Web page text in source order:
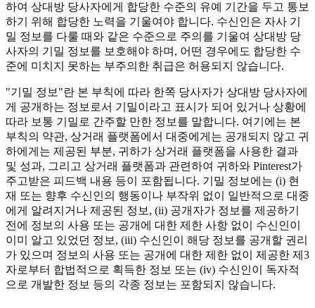
하여 상대방 당사자에게 합당한 수준의 유예 기간을 두고 통보
하기 위해 합당한 노력을 기울여야 합니다. 수신인은 자사 기
밀 정보를 다룰 때와 같은 수준으로 주의를 기울여 상대방 당
사자의 기밀 정보를 보호해야 하며, 어떤 경우에도 합당한 수
준에 미치지 못하는 부주의한 취급은 허용되지 않습니다.
"기밀 정보"란 본 부칙에 따라 한쪽 당사자가 상대방 당사자에
게 공개하는 정보로서 기밀이라고 표시가 되어 있거나 상황에
따라 보통 기밀로 간주할 만한 정보를 말합니다. 여기에는 본
부칙의 약관, 상거래 플랫폼에서 대중에게는 공개되지 않고 귀
하에게는 제공된 부분, 귀하가 상거래 플랫폼을 사용한 결과
및 성과, 그리고 상거래 플랫폼과 관련하여 귀하와 Pinterest가
주고받은 피드백 내용 등이 포함됩니다. 기밀 정보에는 (i) 현
재 또는 향후 수신인의 행동이나 부작위 없이 일반적으로 대중
에게 알려지거나 제공된 정보, (ii) 공개자가 정보를 제공하기
전에 정보의 사용 또는 공개에 대한 제한 사항 없이 수신인이
이미 알고 있었던 정보, (iii) 수신인이 해당 정보를 공개할 권리
가 있으며 정보의 사용 또는 공개에 대한 제한 없이 제공한 제3
자로부터 합법적으로 획득한 정보 또는 (iv) 수신인이 독자적
으로 개발한 정보 등의 각종 정보는 포함되지 않습니다.